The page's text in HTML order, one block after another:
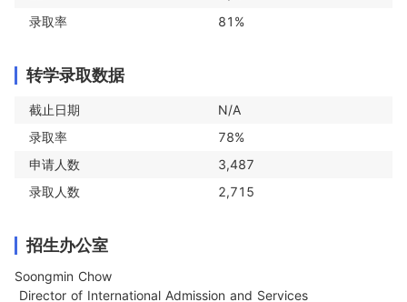
录取率
81%
转学录取数据
截止日期
N/A
录取率
78%
申请人数
3,487
录取人数
2,715
招生办公室
Soongmin Chow